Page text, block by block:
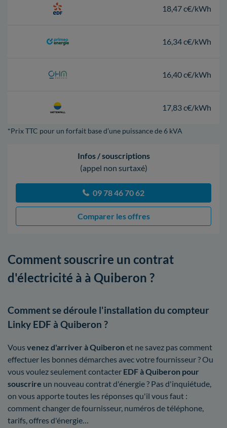
18,47 c€/kWh
16,34 c€/kWh
16,40 c€/kWh
17,83 c€/kWh
*Prix TTC pour un forfait base d’une puissance de 6 kVA
Infos / souscriptions
(appel non surtaxé)
09 78 46 70 62
Comparer les offres
Comment souscrire un contrat
d'électricité à à Quiberon ?
Comment se déroule l'installation du compteur
Linky EDF à Quiberon ?
Vous venez d'arriver à Quiberon et ne savez pas comment
effectuer les bonnes démarches avec votre fournisseur ? Ou
vous voulez seulement contacter EDF à Quiberon pour
souscrire un nouveau contrat d'énergie ? Pas d'inquiétude,
on vous apporte toutes les réponses qu'il vous faut :
comment changer de fournisseur, numéros de téléphone,
tarifs, offres d'énergie…